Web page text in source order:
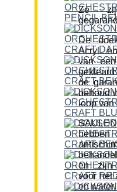
Ze
De
Acryl
van
de
behoud
loop van
en zijn
voor het
en water.